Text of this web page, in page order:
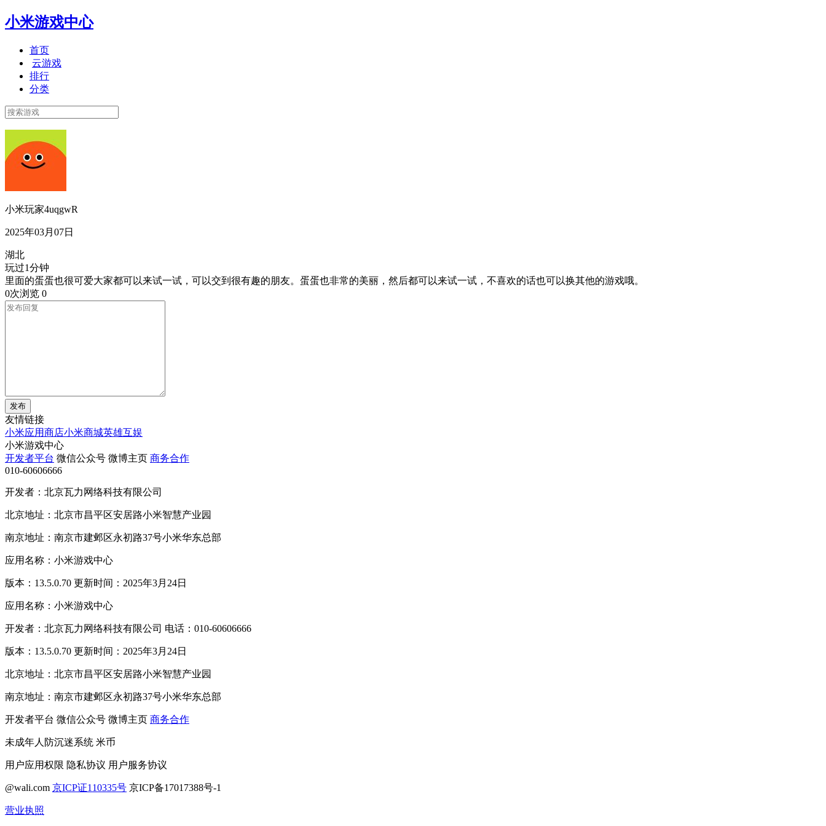
小米游戏中心
首页
云游戏
排行
分类
小米玩家4uqgwR
2025年03月07日
湖北
玩过1分钟
里面的蛋蛋也很可爱大家都可以来试一试，可以交到很有趣的朋友。蛋蛋也非常的美丽，然后都可以来试一试，不喜欢的话也可以换其他的游戏哦。
0次浏览 0
发布
友情链接
小米应用商店小米商城英雄互娱
小米游戏中心
开发者平台 微信公众号 微博主页 商务合作
010-60606666
开发者：北京瓦力网络科技有限公司
北京地址：北京市昌平区安居路小米智慧产业园
南京地址：南京市建邺区永初路37号小米华东总部
应用名称：小米游戏中心
版本：13.5.0.70 更新时间：2025年3月24日
应用名称：小米游戏中心
开发者：北京瓦力网络科技有限公司 电话：010-60606666
版本：13.5.0.70 更新时间：2025年3月24日
北京地址：北京市昌平区安居路小米智慧产业园
南京地址：南京市建邺区永初路37号小米华东总部
开发者平台 微信公众号 微博主页 商务合作
未成年人防沉迷系统 米币
用户应用权限 隐私协议 用户服务协议
@wali.com 京ICP证110335号 京ICP备17017388号-1
营业执照